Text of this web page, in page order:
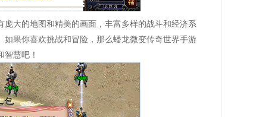
大的地图和精美的画面，丰富多样的战斗和经济系
果你喜欢挑战和冒险，那么蟠龙微变传奇世界手游
慧吧！